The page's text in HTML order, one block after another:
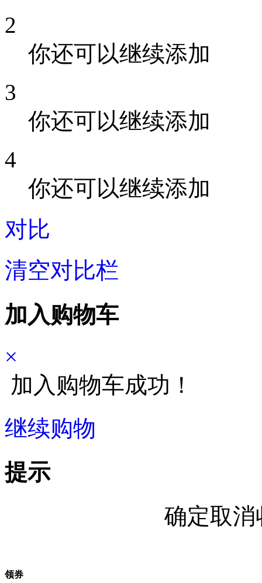
2
你还可以继续添加
3
你还可以继续添加
4
你还可以继续添加
对比
清空对比栏
加入购物车
×
加入购物车成功！
继续购物
提示
确定取
领券